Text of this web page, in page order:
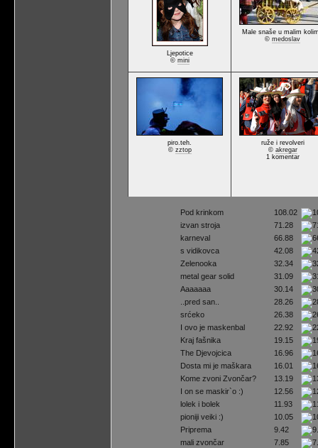
Ljepotice
© mini
Male snaše u malim
© medoslav
piro.teh.
© zztop
ruže i revolveri
© akregar
1 komentar
Pod krinkom
108.02
izvan stroja
71.28
karneval
66.88
s vidikovca
42.08
Zelenooka
32.34
metal gear solid
31.09
Aaaaaaa
30.14
..pred san..
28.26
srćeko
26.38
I ovo je maskenbal
22.92
Kraj fašnika
19.15
The Djevojcica
16.96
Dosta mi je maškara
16.01
Kome zvoni Zvončar?
13.19
I on se maskir`o :)
12.56
lolek i bolek
11.93
pioniji veiki :)
10.05
Priprema
9.42
mali zvončar
7.85